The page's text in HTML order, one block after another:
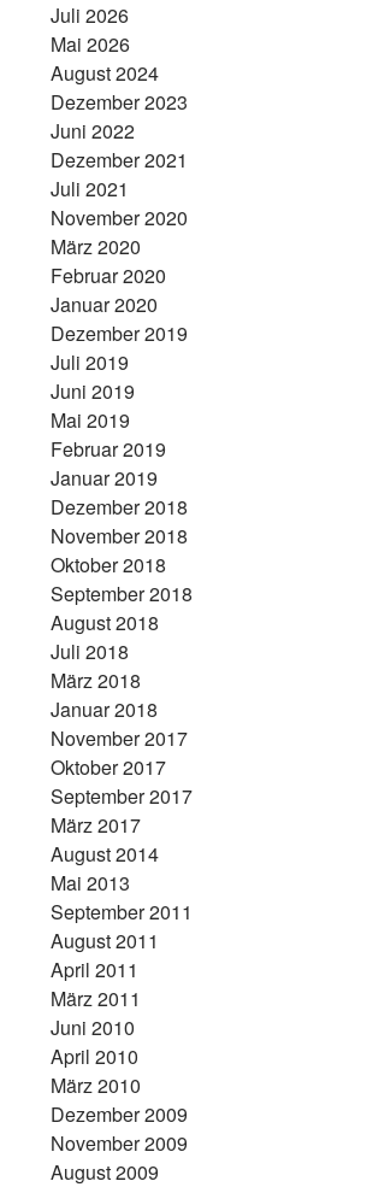
Juli 2026
Mai 2026
August 2024
Dezember 2023
Juni 2022
Dezember 2021
Juli 2021
November 2020
März 2020
Februar 2020
Januar 2020
Dezember 2019
Juli 2019
Juni 2019
Mai 2019
Februar 2019
Januar 2019
Dezember 2018
November 2018
Oktober 2018
September 2018
August 2018
Juli 2018
März 2018
Januar 2018
November 2017
Oktober 2017
September 2017
März 2017
August 2014
Mai 2013
September 2011
August 2011
April 2011
März 2011
Juni 2010
April 2010
März 2010
Dezember 2009
November 2009
August 2009